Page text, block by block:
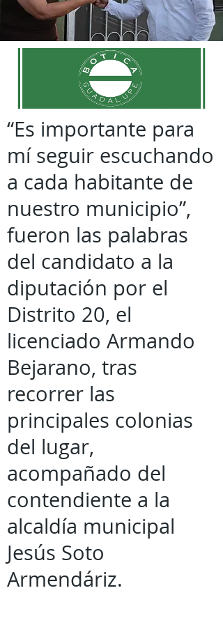
“Es importante para
mí seguir escuchando
a cada habitante de
nuestro municipio”,
fueron las palabras
del candidato a la
diputación por el
Distrito 20, el
licenciado Armando
Bejarano, tras
recorrer las
principales colonias
del lugar,
acompañado del
contendiente a la
alcaldía municipal
Jesús Soto
Armendáriz.